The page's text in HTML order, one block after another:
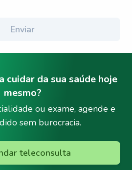
Enviar
cuidar da sua saúde hoje
mesmo?
ou exame, agende e
sem burocracia.
teleconsulta